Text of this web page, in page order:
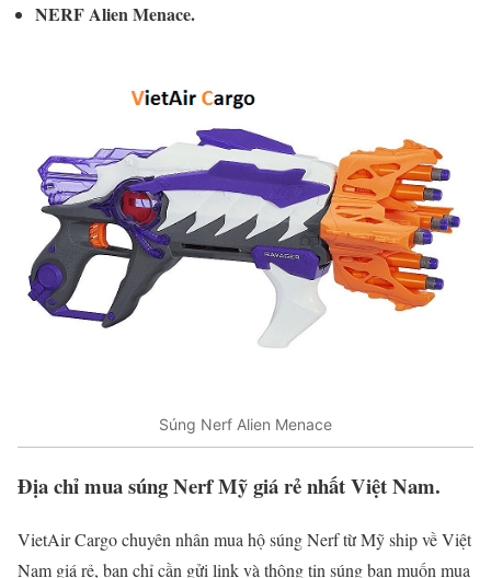
NERF Alien Menace.
Súng Nerf Alien Menace
Địa chỉ mua súng Nerf Mỹ giá rẻ nhất Việt Nam.
VietAir Cargo chuyên nhân mua hộ súng Nerf từ Mỹ ship về Việt
Nam giá rẻ, bạn chỉ cần gửi link và thông tin súng bạn muốn mua